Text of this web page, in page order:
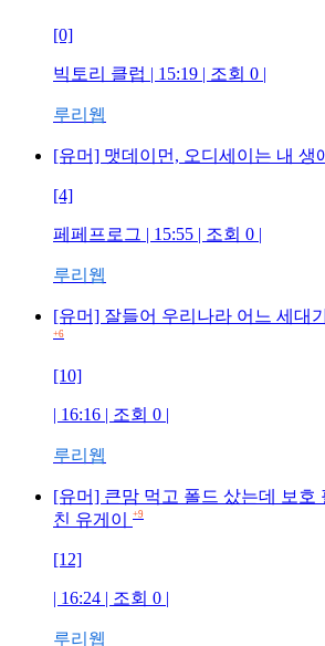
[0]
빅토리 클럽 | 15:19 | 조회 0 |
루리웹
[유머] 맷데이먼, 오디세이는 내 생
[4]
페페프로그 | 15:55 | 조회 0 |
루리웹
[유머] 잘들어 우리나라 어느 세대
+6
[10]
| 16:16 | 조회 0 |
루리웹
[유머] 큰맘 먹고 폴드 샀는데 보호
친 유게이
+9
[12]
| 16:24 | 조회 0 |
루리웹